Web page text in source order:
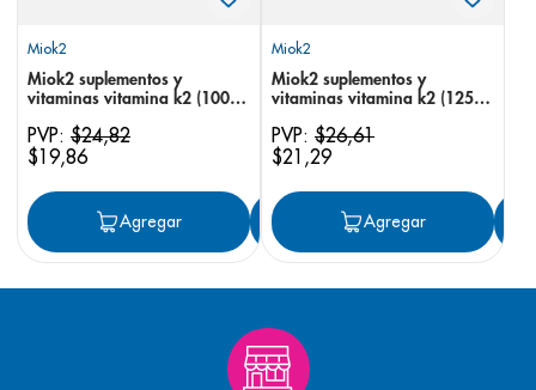
Miok2
Miok2 suplementos y
vitaminas vitamina k2 (100
x 30
PVP: $24,82
$19,86
Agregar Agregar
Miok2
Miok2 suplementos y
vitaminas vitamina k2 (125
15 ml
PVP: $26,61
$21 ,29
Agregar